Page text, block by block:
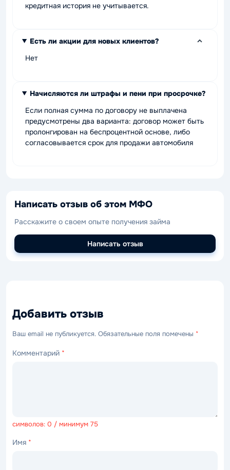
кредитная история не учитывается.
Есть ли акции для новых клиентов?
Нет
Начисляются ли штрафы и пени при просрочке?
Если полная сумма по договору не выплачена
предусмотрены два варианта: договор может быть
пролонгирован на беспроцентной основе, либо
согласовывается срок для продажи автомобиля
Написать отзыв об этом МФО
Расскажите о своем опыте получения займа
Написать отзыв
Добавить отзыв
Ваш email не публикуется. Обязательные поля помечены *
Комментарий *
символов: 0 / минимум 75
Имя *